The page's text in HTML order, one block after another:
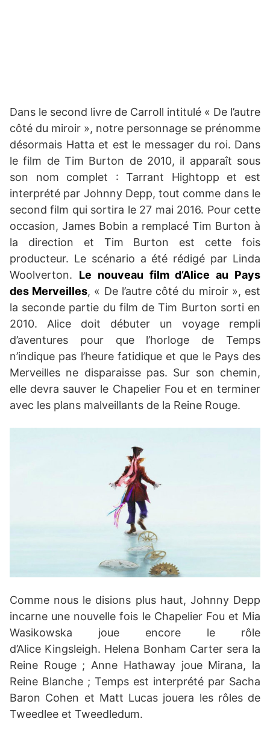
Dans le second livre de Carroll intitulé « De l’autre
côté du miroir », notre personnage se prénomme
désormais Hatta et est le messager du roi. Dans
le film de Tim Burton de 2010, il apparaît sous
son nom complet : Tarrant Hightopp et est
interprété par Johnny Depp, tout comme dans le
second film qui sortira le 27 mai 2016. Pour cette
occasion, James Bobin a remplacé Tim Burton à
la direction et Tim Burton est cette fois
producteur. Le scénario a été rédigé par Linda
Woolverton. Le nouveau film d’Alice au Pays
des Merveilles, « De l’autre côté du miroir », est
la seconde partie du film de Tim Burton sorti en
2010. Alice doit débuter un voyage rempli
d’aventures pour que l’horloge de Temps
n’indique pas l’heure fatidique et que le Pays des
Merveilles ne disparaisse pas. Sur son chemin,
elle devra sauver le Chapelier Fou et en terminer
avec les plans malveillants de la Reine Rouge.
Comme nous le disions plus haut, Johnny Depp
incarne une nouvelle fois le Chapelier Fou et Mia
Wasikowska joue encore le rôle
d’Alice Kingsleigh. Helena Bonham Carter sera la
Reine Rouge ; Anne Hathaway joue Mirana, la
Reine Blanche ; Temps est interprété par Sacha
Baron Cohen et Matt Lucas jouera les rôles de
Tweedlee et Tweedledum.